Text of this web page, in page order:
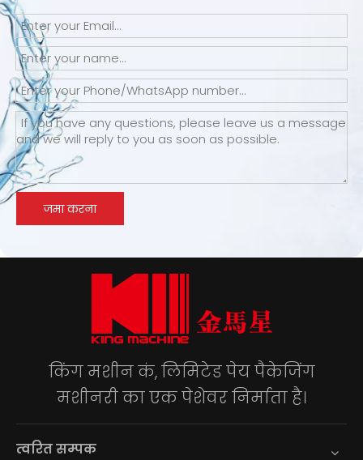
जमा करना
किंग मशीन कं, लिमिटेड पेय पैकेजिंग
मशीनरी का एक पेशेवर निर्माता है।
त्वरित सम्पक